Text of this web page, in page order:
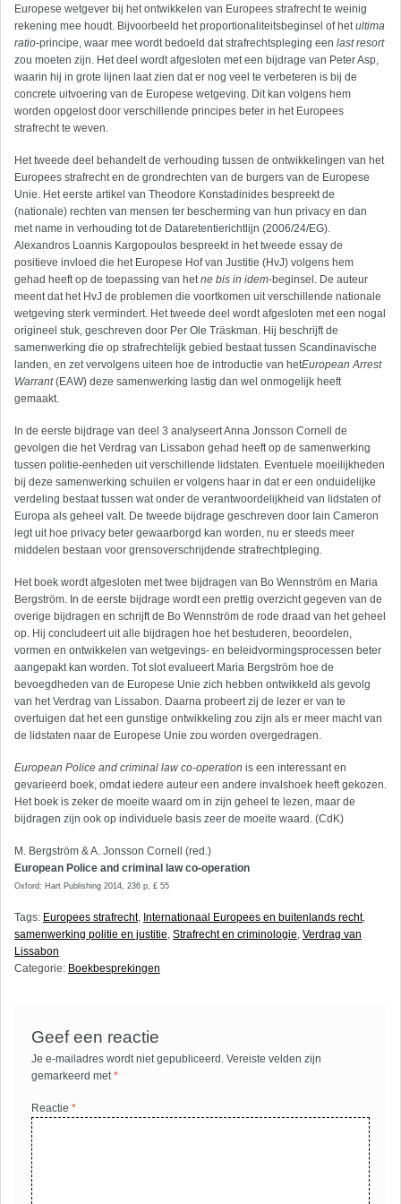
Europese wetgever bij het ontwikkelen van Europees strafrecht te weinig
rekening mee houdt. Bijvoorbeeld het proportionaliteitsbeginsel of het ultima
ratio-principe, waar mee wordt bedoeld dat strafrechtspleging een last resort
zou moeten zijn. Het deel wordt afgesloten met een bijdrage van Peter Asp,
waarin hij in grote lijnen laat zien dat er nog veel te verbeteren is bij de
concrete uitvoering van de Europese wetgeving. Dit kan volgens hem
worden opgelost door verschillende principes beter in het Europees
strafrecht te weven.
Het tweede deel behandelt de verhouding tussen de ontwikkelingen van het
Europees strafrecht en de grondrechten van de burgers van de Europese
Unie. Het eerste artikel van Theodore Konstadinides bespreekt de
(nationale) rechten van mensen ter bescherming van hun privacy en dan
met name in verhouding tot de Dataretentierichtlijn (2006/24/EG).
Alexandros Loannis Kargopoulos bespreekt in het tweede essay de
positieve invloed die het Europese Hof van Justitie (HvJ) volgens hem
gehad heeft op de toepassing van het ne bis in idem-beginsel. De auteur
meent dat het HvJ de problemen die voortkomen uit verschillende nationale
wetgeving sterk vermindert. Het tweede deel wordt afgesloten met een nogal
origineel stuk, geschreven door Per Ole Träskman. Hij beschrijft de
samenwerking die op strafrechtelijk gebied bestaat tussen Scandinavische
landen, en zet vervolgens uiteen hoe de introductie van hetEuropean Arrest
Warrant (EAW) deze samenwerking lastig dan wel onmogelijk heeft
gemaakt.
In de eerste bijdrage van deel 3 analyseert Anna Jonsson Cornell de
gevolgen die het Verdrag van Lissabon gehad heeft op de samenwerking
tussen politie-eenheden uit verschillende lidstaten. Eventuele moeilijkheden
bij deze samenwerking schuilen er volgens haar in dat er een onduidelijke
verdeling bestaat tussen wat onder de verantwoordelijkheid van lidstaten of
Europa als geheel valt. De tweede bijdrage geschreven door Iain Cameron
legt uit hoe privacy beter gewaarborgd kan worden, nu er steeds meer
middelen bestaan voor grensoverschrijdende strafrechtpleging.
Het boek wordt afgesloten met twee bijdragen van Bo Wennström en Maria
Bergström. In de eerste bijdrage wordt een prettig overzicht gegeven van de
overige bijdragen en schrijft de Bo Wennström de rode draad van het geheel
op. Hij concludeert uit alle bijdragen hoe het bestuderen, beoordelen,
vormen en ontwikkelen van wetgevings- en beleidvormingsprocessen beter
aangepakt kan worden. Tot slot evalueert Maria Bergström hoe de
bevoegdheden van de Europese Unie zich hebben ontwikkeld als gevolg
van het Verdrag van Lissabon. Daarna probeert zij de lezer er van te
overtuigen dat het een gunstige ontwikkeling zou zijn als er meer macht van
de lidstaten naar de Europese Unie zou worden overgedragen.
European Police and criminal law co-operation is een interessant en
gevarieerd boek, omdat iedere auteur een andere invalshoek heeft gekozen.
Het boek is zeker de moeite waard om in zijn geheel te lezen, maar de
bijdragen zijn ook op individuele basis zeer de moeite waard. (CdK)
M. Bergström & A. Jonsson Cornell (red.)
European Police and criminal law co-operation
Oxford: Hart Publishing 2014, 236 p, £ 55
Tags: Europees strafrecht, Internationaal Europees en buitenlands recht,
samenwerking politie en justitie, Strafrecht en criminologie, Verdrag van
Lissabon
Categorie: Boekbesprekingen
Geef een reactie
Je e-mailadres wordt niet gepubliceerd. Vereiste velden zijn
gemarkeerd met*
Reactie*